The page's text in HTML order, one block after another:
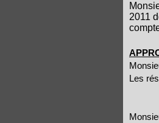
2011
Les